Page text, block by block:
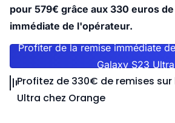
pour 579€ grâce aux 330 euros
immédiate de l'opérateur.
Profiter de la remise immédiate
Galaxy S23 Ultra
Profitez de 330€ de remises sur
Ultra chez Orange